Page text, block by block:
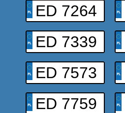
ED 7264
ED 7339
ED 7573
ED 7759